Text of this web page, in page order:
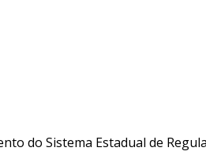
do Sistema Estadual de